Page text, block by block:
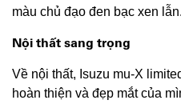
màu chủ đạo đen bạc xen lẫn.
Nội thất sang trọng
Về nội thất, Isuzu mu-X
hoàn thiện và đẹp mắt của